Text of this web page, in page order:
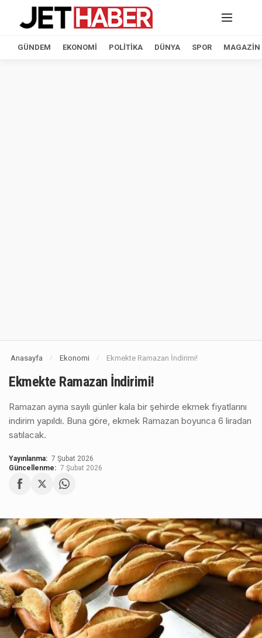
GÜNDEM EKONOMI POLITIKA DÜNYA SPOR MAGAZIN
Anasayfa / Ekonomi / Ekmekte Ramazan İndirimi!
Ekmekte Ramazan İndirimi!
Ramazan ayına sayılı günler kala bir şehirde ekmek fiyatlarını
indirim yapıldı. Buna göre, ekmek Ramazan boyunca 6 liradan
satılacak.
Yayınlanma: 7 Şubat 2026
Güncellenme: 7 Şubat 2026